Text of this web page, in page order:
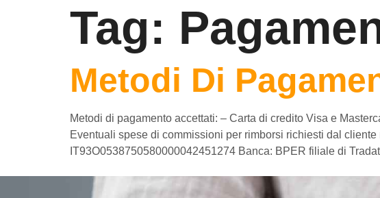
Tag:
Metodi Di
Metodi di pagamento accettati: – Carta di credito Visa e
Eventuali spese di commissioni per rimborsi richiesti dal
IT93O0538750580000042451274 Banca: BPER filiale di